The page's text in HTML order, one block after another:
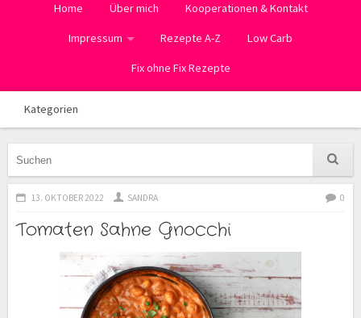
Home Über mich Kooperationen & Kontakt
Impressum Rezepte A-Z Low Carb
Fix ohne Fix Rezepte
Kategorien
13. OKTOBER 2022 SANDRA 0
Tomaten Sahne Gnocchi